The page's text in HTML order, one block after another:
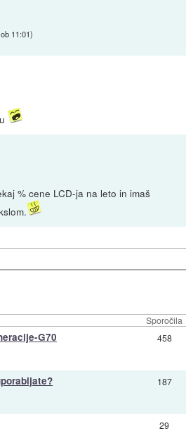
11:01)
% cene LCD-ja na leto in imaš
Sporočila
G70 458
187
29